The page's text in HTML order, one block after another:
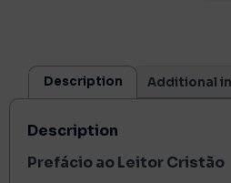
Description Additional
Description
Prefácio ao Leitor Cristão